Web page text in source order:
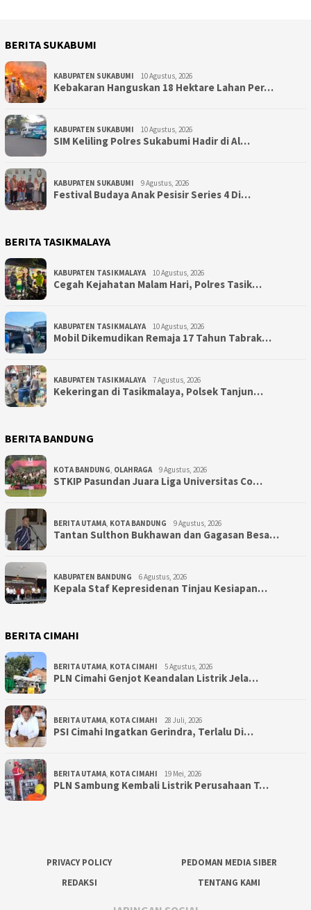
BERITA SUKABUMI
KABUPATEN SUKABUMI 10 Agustus, 2026
Kebakaran Hanguskan 18 Hektare Lahan Per…
KABUPATEN SUKABUMI 10 Agustus, 2026
SIM Keliling Polres Sukabumi Hadir di Al…
KABUPATEN SUKABUMI 9 Agustus, 2026
Festival Budaya Anak Pesisir Series 4 Di…
BERITA TASIKMALAYA
KABUPATEN TASIKMALAYA 10 Agustus, 2026
Cegah Kejahatan Malam Hari, Polres Tasik…
KABUPATEN TASIKMALAYA 10 Agustus, 2026
Mobil Dikemudikan Remaja 17 Tahun Tabrak…
KABUPATEN TASIKMALAYA 7 Agustus, 2026
Kekeringan di Tasikmalaya, Polsek Tanjun…
BERITA BANDUNG
KOTA BANDUNG, OLAHRAGA 9 Agustus, 2026
STKIP Pasundan Juara Liga Universitas Co…
BERITA UTAMA, KOTA BANDUNG 9 Agustus, 2026
Tantan Sulthon Bukhawan dan Gagasan Besa…
KABUPATEN BANDUNG 6 Agustus, 2026
Kepala Staf Kepresidenan Tinjau Kesiapan…
BERITA CIMAHI
BERITA UTAMA, KOTA CIMAHI 5 Agustus, 2026
PLN Cimahi Genjot Keandalan Listrik Jela…
BERITA UTAMA, KOTA CIMAHI 28 Juli, 2026
PSI Cimahi Ingatkan Gerindra, Terlalu Di…
BERITA UTAMA, KOTA CIMAHI 19 Mei, 2026
PLN Sambung Kembali Listrik Perusahaan T…
PRIVACY POLICY
PEDOMAN MEDIA SIBER
REDAKSI
TENTANG KAMI